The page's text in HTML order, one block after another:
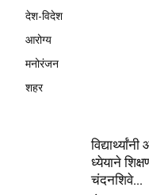
देश-विदेश
आरोग्य
मनोरंजन
शहर
ध्येयाने
चंदनशिवे...